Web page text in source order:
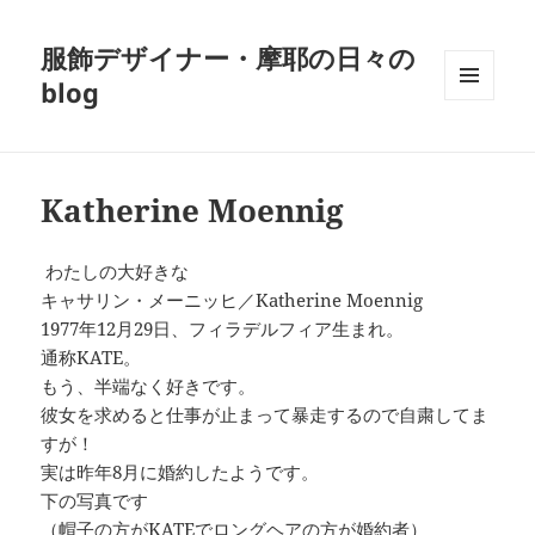
服飾デザイナー・摩耶の日々の
blog
Katherine Moennig
わたしの大好きな
キャサリン・メーニッヒ／Katherine Moennig
1977年12月29日、フィラデルフィア生まれ。
通称KATE。
もう、半端なく好きです。
彼女を求めると仕事が止まって暴走するので自粛してま
すが！
実は昨年8月に婚約したようです。
下の写真です
（帽子の方がKATEでロングヘアの方が婚約者）